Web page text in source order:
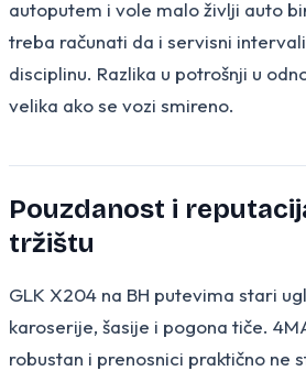
autoputem i vole malo življi auto
treba računati da i servisni
disciplinu. Razlika u potrošnji u
velika ako se vozi smireno.
Pouzdanost i
tržištu
GLK X204 na BH putevima stari
karoserije, šasije i pogona tiče.
robustan i prenosnici praktično ne